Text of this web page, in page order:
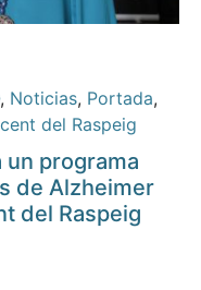
, Noticias, Portada,
del Raspeig
un programa
de Alzheimer
del Raspeig